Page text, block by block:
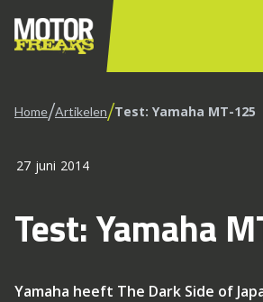
Home/Artikelen/Test: Yamaha MT-125
27 juni 2014
Test: Yamaha
Yamaha heeft The Dark Side of